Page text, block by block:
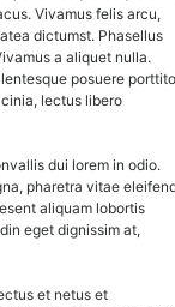
Vivamus felis arcu,
dictumst. Phasellus
a aliquet nulla.
posuere
lectus libero
dui lorem in odio.
pharetra vitae
aliquam lobortis
eget dignissim at,
et netus et